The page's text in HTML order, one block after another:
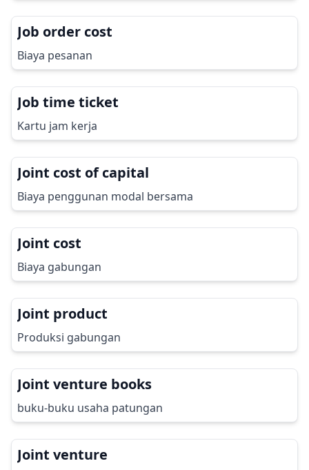
Job order cost
Biaya pesanan
Job time ticket
Kartu jam kerja
Joint cost of capital
Biaya penggunan modal bersama
Joint cost
Biaya gabungan
Joint product
Produksi gabungan
Joint venture books
buku-buku usaha patungan
Joint venture